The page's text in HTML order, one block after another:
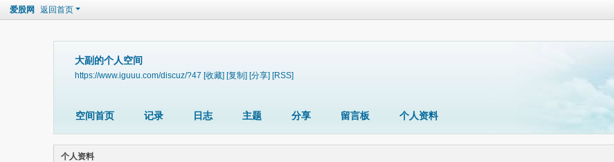
爱股网 返回首页
大副的个人空间
https://www.iguuu.com/discuz/?47 [收藏] [复制] [分享] [RSS]
空间首页 记录 日志 主题 分享 留言板 个人资料
个人资料